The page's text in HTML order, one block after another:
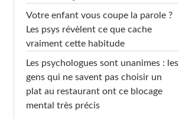
Votre enfant vous coupe la parole ?
Les psys révèlent ce que cache
vraiment cette habitude
Les psychologues sont unanimes : les
gens qui ne savent pas choisir un
plat au restaurant ont ce blocage
mental très précis